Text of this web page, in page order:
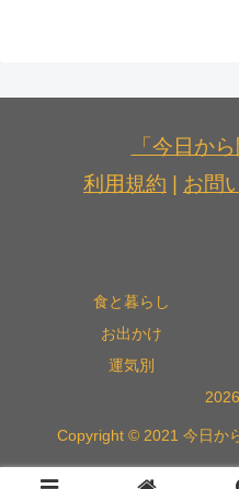
「今日か
利用規約 | お問
食と暮らし
お出かけ
運気別
Copyright © 2021 今日か